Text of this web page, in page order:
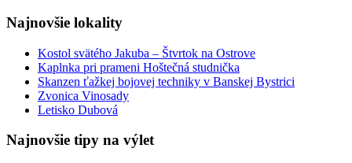
Najnovšie lokality
Kostol svätého Jakuba – Štvrtok na Ostrove
Kaplnka pri prameni Hoštečná studnička
Skanzen ťažkej bojovej techniky v Banskej Bystrici
Zvonica Vinosady
Letisko Dubová
Najnovšie tipy na výlet